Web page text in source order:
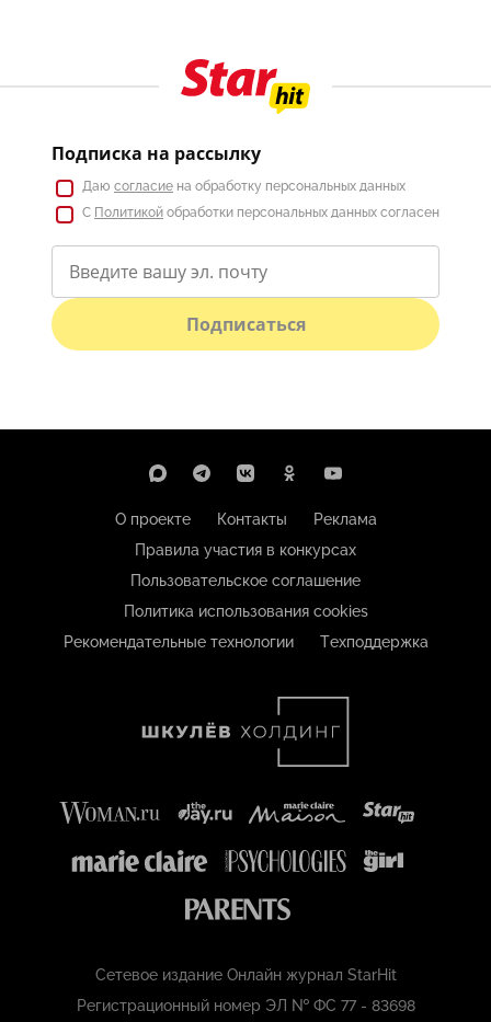
Подписка на рассылку
Даю согласие на обработку персональных данных
С Политикой обработки персональных данных согласен
Подписаться
О проекте Контакты
Реклама
Правила участия в конкурсах
Пользовательское соглашение
Политика использования cookies
Рекомендательные технологии
Техподдержка
Сетевое издание Онлайн журнал StarHit
Регистрационный номер ЭЛ № ФС 77 - 83698